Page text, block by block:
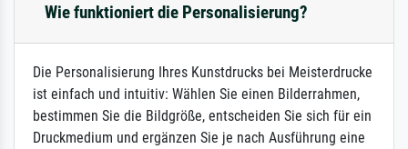
Wie funktioniert die Personalisierung?
Die Personalisierung Ihres Kunstdrucks bei Meisterdrucke
ist einfach und intuitiv: Wählen Sie einen Bilderrahmen,
bestimmen Sie die Bildgröße, entscheiden Sie sich für ein
Druckmedium und ergänzen Sie je nach Ausführung eine